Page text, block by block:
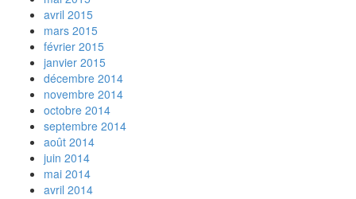
avril 2015
mars 2015
février 2015
janvier 2015
décembre 2014
novembre 2014
octobre 2014
septembre 2014
août 2014
juin 2014
mai 2014
avril 2014